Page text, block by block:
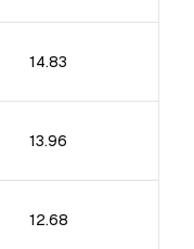
14.83
13.96
12.68